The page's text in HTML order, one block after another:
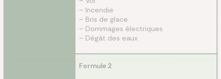
– Incendie
– Bris de glace
– Dommages électriques
– Dégât des eaux
Formule 2